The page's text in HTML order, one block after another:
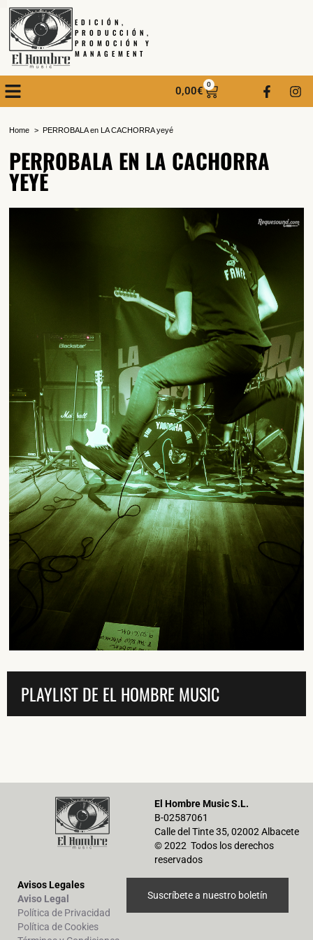
EDICIÓN,
PRODUCCIÓN,
PROMOCIÓN Y
MANAGEMENT
0,00€
0
Home PERROBALA en LA CACHORRA yeyé
PERROBALA EN LA CACHORRA
YEYÉ
PLAYLIST DE EL HOMBRE MUSIC
El Hombre Music S.L.
B-02587061
Calle del Tinte 35, 02002 Albacete
© 2022 Todos los derechos
reservados
Avisos Legales
Aviso Legal
Política de Privacidad
Política de Cookies
Suscríbete a nuestro boletín
SUSCRÍBETE A NUESTRO BOLETÍN
He leído y acepto laPolítica de Privacidady laNota Legal
DARME DE ALTA